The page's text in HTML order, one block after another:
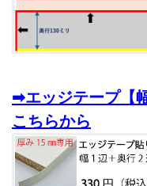
➡エッジテープ【
こちらから